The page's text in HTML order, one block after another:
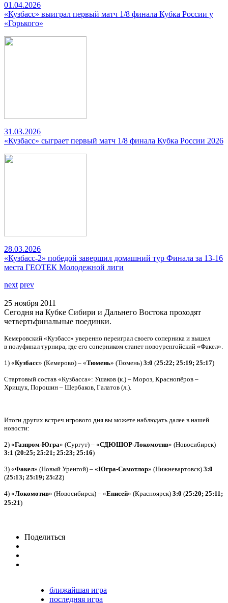
01.04.2026
«Кузбасс» выиграл первый матч 1/8 финала Кубка России у
«Горького»
31.03.2026
«Кузбасс» сыграет первый матч 1/8 финала Кубка России 2026
28.03.2026
«Кузбасс-2» победой завершил домашний тур Финала за 13-16
места ГЕОТЕК Молодежной лиги
next prev
25 ноября 2011
Сегодня на Кубке Сибири и Дальнего Востока проходят
четвертьфинальные поединки.
Кемеровский «Кузбасс» уверенно переиграл своего соперника и вышел
в полуфинал турнира, где его соперником станет новоуренгойский «Факел».
1) «Кузбасс» (Кемерово) – «Тюмень» (Тюмень) 3:0 (25:22; 25:19; 25:17)
Стартовый состав «Кузбасса»: Ушаков (к.) – Мороз, Краснопёров –
Хрищук, Порошин – Щербаков, Галатов (л.).
Итоги других встреч игрового дня вы можете наблюдать далее в нашей
новости:
2) «Газпром-Югра» (Сургут) – «СДЮШОР-Локомотив» (Новосибирск)
3:1 (20:25; 25:21; 25:23; 25:16)
3) «Факел» (Новый Уренгой) – «Югра-Самотлор» (Нижневартовск) 3:0
(25:13; 25:19; 25:22)
4) «Локомотив» (Новосибирск) – «Енисей» (Красноярск) 3:0 (25:20; 25:11;
25:21)
Поделиться
ближайшая игра
последняя игра